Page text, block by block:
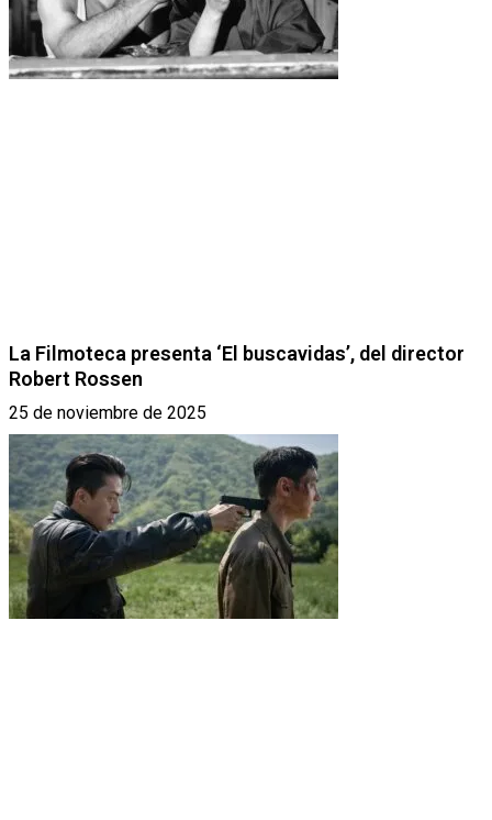
La Filmoteca presenta ‘El buscavidas’, del director
Robert Rossen
25 de noviembre de 2025